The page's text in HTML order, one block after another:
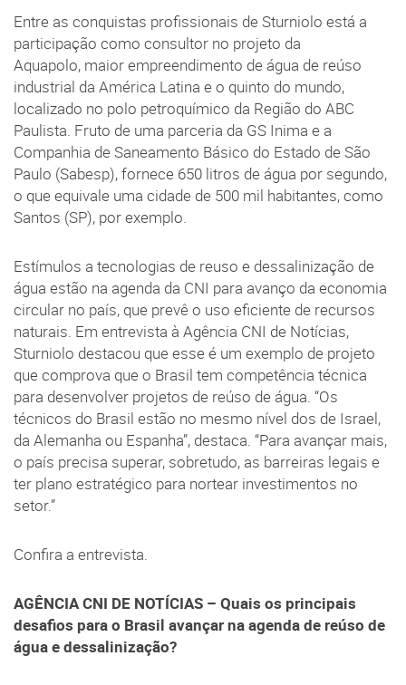
Entre as conquistas profissionais de Sturniolo está a
participação como consultor no projeto da
Aquapolo, maior empreendimento de água de reúso
industrial da América Latina e o quinto do mundo,
localizado no polo petroquímico da Região do ABC
Paulista. Fruto de uma parceria da GS Inima e a
Companhia de Saneamento Básico do Estado de São
Paulo (Sabesp), fornece 650 litros de água por segundo,
o que equivale uma cidade de 500 mil habitantes, como
Santos (SP), por exemplo.
Estímulos a tecnologias de reuso e dessalinização de
água estão na agenda da CNI para avanço da economia
circular no país, que prevê o uso eficiente de recursos
naturais. Em entrevista à Agência CNI de Notícias,
Sturniolo destacou que esse é um exemplo de projeto
que comprova que o Brasil tem competência técnica
para desenvolver projetos de reúso de água. “Os
técnicos do Brasil estão no mesmo nível dos de Israel,
da Alemanha ou Espanha”, destaca. “Para avançar mais,
o país precisa superar, sobretudo, as barreiras legais e
ter plano estratégico para nortear investimentos no
setor.”
Confira a entrevista.
AGÊNCIA CNI DE NOTÍCIAS – Quais os principais
desafios para o Brasil avançar na agenda de reúso de
água e dessalinização?